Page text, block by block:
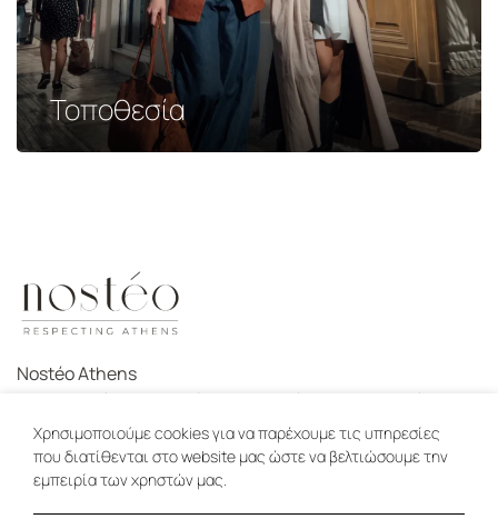
Τοποθεσία
Nostéo Athens
Μητροπόλεως 32, Σύνταγμα, Αθήνα, 10563, Ελλάδα
E:stay@nosteoathens.com
+30 2104400920
Instagram
Χρησιμοποιούμε cookies για να παρέχουμε τις υπηρεσίες
που διατίθενται στο website μας ώστε να βελτιώσουμε την
εμπειρία των χρηστών μας.